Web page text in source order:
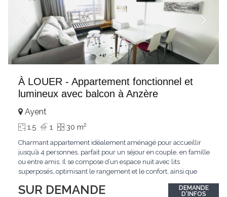
À LOUER - Appartement fonctionnel et
lumineux avec balcon à Anzère
SUR DEMANDE
Ayent
1.5 1 30 m2
Charmant appartement idéalement aménagé pour accueillir
jusqu’à 4 personnes, parfait pour un séjour en couple, en famille
ou entre amis. Il se compose d’un espace nuit avec lits
superposés, optimisant le rangement et le confort, ainsi que
télévision murale. La cuisine ouverte et entièrement équipée
DEMANDE
D'INFOS